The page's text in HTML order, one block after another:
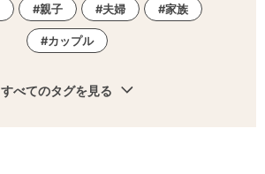
親子 夫婦 家族
カップル
すべてのタグを見る